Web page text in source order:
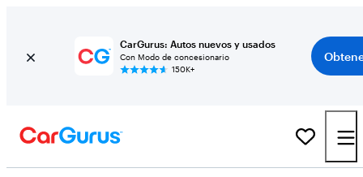
CarGurus: Autos nuevos y usados
Con Modo de concesionario
150K+